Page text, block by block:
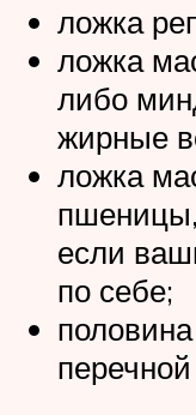
ложка
ложка
либо
жирные
ложка
если
по себе;